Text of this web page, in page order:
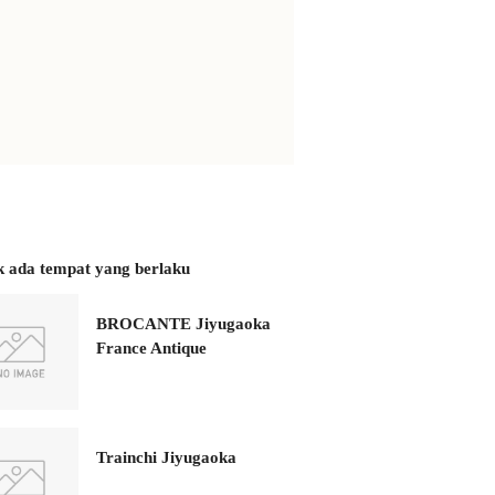
ada tempat yang berlaku
BROCANTE Jiyugaoka
France Antique
Trainchi Jiyugaoka